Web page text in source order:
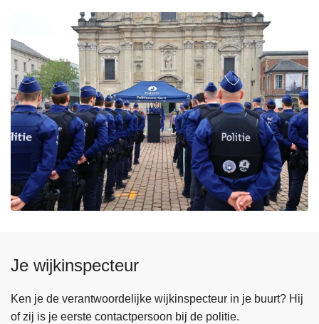
Je wijkinspecteur
Ken je de verantwoordelijke wijkinspecteur in je buurt? Hij
of zij is je eerste contactpersoon bij de politie.